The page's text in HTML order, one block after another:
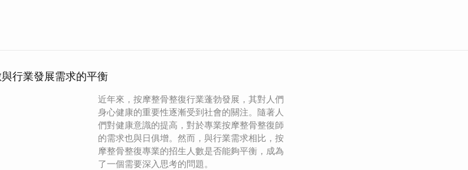
行業發展需求的平衡
近年來，按摩整骨整復行業蓬勃發展，其對人們
身心健康的重要性逐漸受到社會的關注。隨著人
們對健康意識的提高，對於專業按摩整骨整復師
的需求也與日俱增。然而，與行業需求相比，按
摩整骨整復專業的招生人數是否能夠平衡，成為
了一個需要深入思考的問題。